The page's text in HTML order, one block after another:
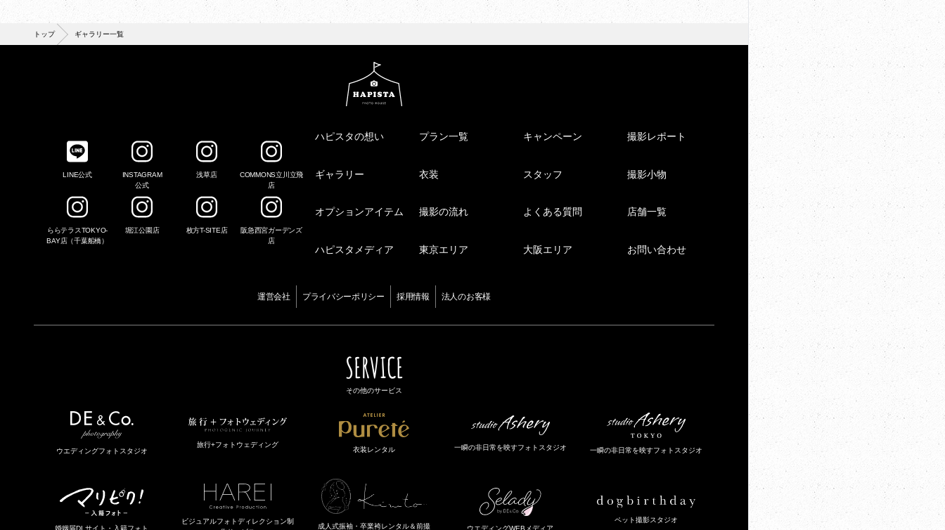
トップ ギャラリー一覧
ハピスタの想い プラン一覧 キャンペーン 撮影レポート
ギャラリー 衣装 スタッフ 撮影小物
オプションアイテム 撮影の流れ よくある質問 店舗一覧
ハピスタメディア 東京エリア 大阪エリア お問い合わせ
LINE公式
INSTAGRAM
公式
浅草店
COMMONS立川立飛
店
ららテラスTOKYO-
BAY店（千葉船橋）
堀江公園店 枚方T-SITE店
阪急西宮ガーデンズ
店
運営会社 プライバシーポリシー 採用情報 法人のお客様
SERVICE
その他のサービス
ウエディングフォトスタジオ
旅行+フォトウェディング
衣装レンタル 一瞬の非日常を映すフォトスタジオ 一瞬の非日常を映すフォトスタジオ
婚姻届DLサイト・入籍フォト
ビジュアルフォトディレクション制
成人式振袖・卒業袴レンタル＆前撮 ウエディングWEBメディア
ペット撮影スタジオ